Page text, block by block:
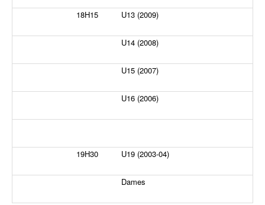
18H15 U13 (2009)
U14 (2008)
U15 (2007)
U16 (2006)
19H30 U19 (2003-04)
Dames